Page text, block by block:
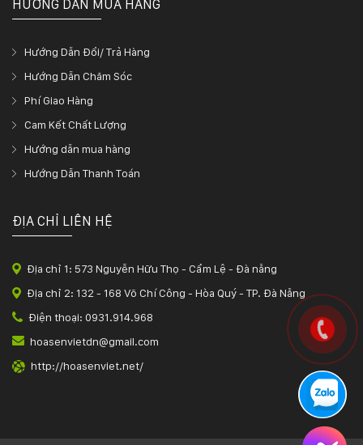
HƯỚNG DẪN MUA HÀNG
Hướng Dẫn Đổi/ Trả Hàng
Hướng Dẫn Chăm Sóc
Phí Giao Hàng
Cam Kết Chất Lượng
Hướng dẫn mua hàng
Hướng Dẫn Thanh Toán
ĐỊA CHỈ LIÊN HỆ
Địa chỉ 1: 573 Nguyễn Hữu Thọ - Cẩm Lệ - Đà nẵng
Địa chỉ 2: 132 - 168 Võ Chí Công - Hòa Quý - TP. Đà Nẵng
Điện thoại: 0931.914.968
hoasenvietdn@gmail.com
http://hoasenviet.net/